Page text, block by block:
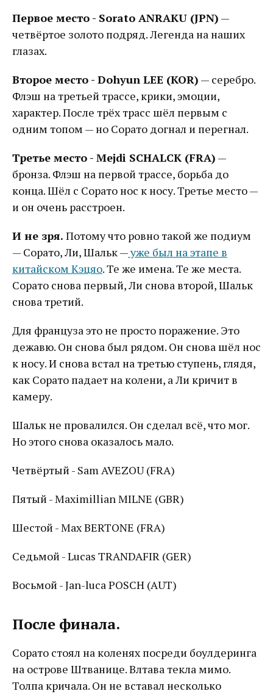
Первое место - Sorato ANRAKU (JPN) —
четвёртое золото подряд. Легенда на наших
глазах.
Второе место - Dohyun LEE (KOR) — серебро.
Флэш на третьей трассе, крики, эмоции,
характер. После трёх трасс шёл первым с
одним топом — но Сорато догнал и перегнал.
Третье место - Mejdi SCHALCK (FRA) —
бронза. Флэш на первой трассе, борьба до
конца. Шёл с Сорато нос к носу. Третье место —
и он очень расстроен.
И не зря. Потому что ровно такой же подиум
— Сорато, Ли, Шальк —уже был на этапе в
китайском Кэцяо. Те же имена. Те же места.
Сорато снова первый, Ли снова второй, Шальк
снова третий.
Для француза это не просто поражение. Это
дежавю. Он снова был рядом. Он снова шёл нос
к носу. И снова встал на третью ступень, глядя,
как Сорато падает на колени, а Ли кричит в
камеру.
Шальк не провалился. Он сделал всё, что мог.
Но этого снова оказалось мало.
Четвёртый - Sam AVEZOU (FRA)
Пятый - Maximillian MILNE (GBR)
Шестой - Max BERTONE (FRA)
Седьмой - Lucas TRANDAFIR (GER)
Восьмой - Jan-luca POSCH (AUT)
После финала.
Сорато стоял на коленях посреди боулдеринга
на острове Штванице. Влтава текла мимо.
Толпа кричала. Он не вставал несколько